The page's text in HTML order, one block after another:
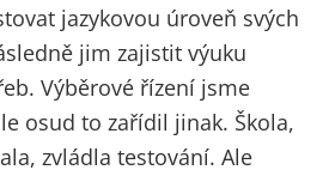
jazykovou úroveň svých
jim zajistit výuku
Výběrové řízení jsme
osud to zařídil jinak. Škola,
zvládla testování. Ale